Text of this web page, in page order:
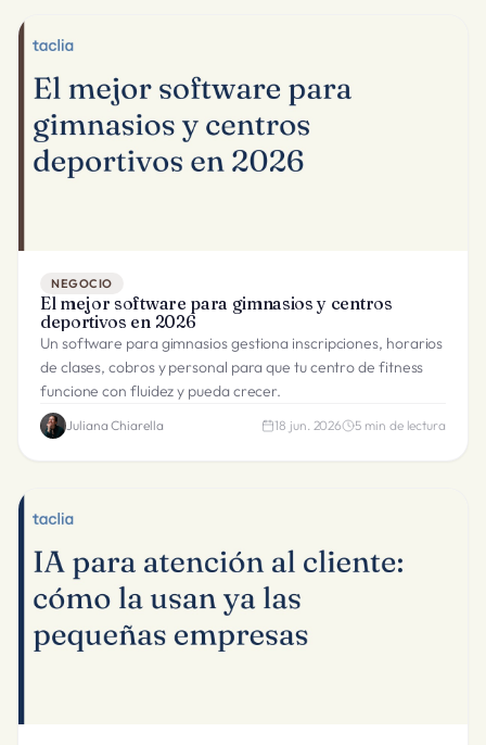
NEGOCIO
El mejor software para gimnasios y centros
deportivos en 2026
Un software para gimnasios gestiona inscripciones, horarios
de clases, cobros y personal para que tu centro de fitness
funcione con fluidez y pueda crecer.
Juliana Chiarella 18 jun. 2026 5 min de lectura